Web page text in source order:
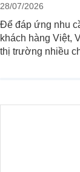
28/07/2026
Để đáp ứng nhu
khách hàng Việt,
thị trường nhiều
đây là loạt lựa